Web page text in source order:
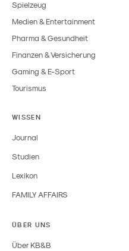
Spielzeug
Medien & Entertainment
Pharma & Gesundheit
Finanzen & Versicherung
Gaming & E-Sport
Tourismus
WISSEN
Journal
Studien
Lexikon
FAMILY AFFAIRS
ÜBER UNS
Über KB&B